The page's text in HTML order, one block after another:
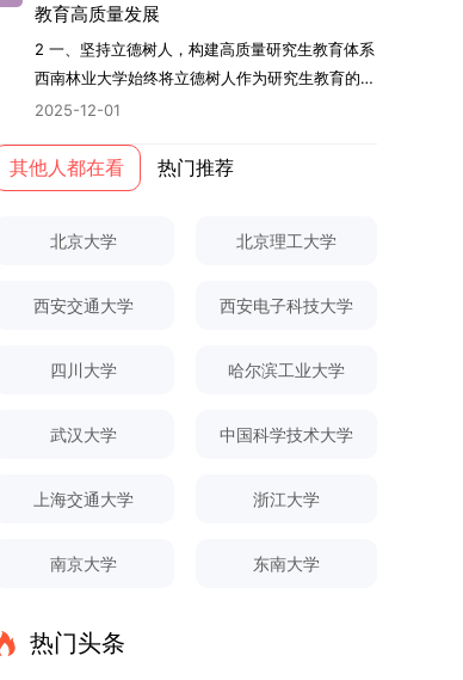
（0809）、材料与化工（0856）、机械
（0855）、电子信息（0854）等相关专业。
（二）招生名额2026年度具体招生规模以国家最
（三）选拔途径共设置三种选拔方式，包括本科直
博、硕博连读与申请-考核制，将根据考生综合素
就业博士研究生。三、培养模式与学位管理（一）
基本修业年限按该校研究生学籍管理办法执行。
定年限内达到上海交通大学毕业及学位授予要求
予博士学位。四、项目特色与支持条件（一）高水
料领域大科学装置与人工智能辅助研发平台，获得
学术指导，并支持参与国际化学术交流。（三）优
情况进行适当调整。除国家专项计划外，我院招收
定向就业考生的比例原则上不超过总计划的5%。
全日制定向就业考生在基本修业年限内须全脱产在
校学习。二、报考流程（一）报名资格1.申请人应
拥护中国共产党的领导，品德良好，遵纪守法，身
生章程》中列出的各项基本条件。2.具备较强的科
需与报考专业相关，其中一份必须由报考导师出
符合以下两项要求：①以第一作者身份在报考学
为B级（期刊等级依据《四川大学哲学社会科学期
成人获得省部级二等奖及以上科研成果奖励（以证
在网上进行，时间为2025年11月27日上午9:00至
读学校及学院发布的招生章程、简章及专业目录，
教育高质量发展
2 一、坚持立德树人，构建高质量研究生教育体系
西南林业大学始终将立德树人作为研究生教育的根
本任务，积极响应“教育强国，研究生教育何为”的
党建引领研究生思想政治教育，修订并印发了《研
究生导师立德树人职责实施细则（2025年修
才兼备、科技报国的远大志向，增强社会责任感和
合。同时，学校制定《关于进一步加强研究生教育
诚信与学术道德教育，弘扬科学精神。学校坚
心，将思想政治教育贯穿研究生培养全过程。通过
生成长中的关键角色，推动形成以德为先、科研报
环境。（二）完善“五育并举”育人机制学校系统推
2025-12-01
其他人都在看 热门推荐
北京大学 北京理工大学
西安交通大学 西安电子科技大学
四川大学 哈尔滨工业大学
武汉大学 中国科学技术大学
上海交通大学 浙江大学
南京大学 东南大学
热门头条